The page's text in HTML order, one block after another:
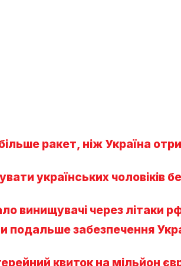
ракет, ніж Україна
українських чоловіків
винищувачі через літаки
подальше забезпечення
квиток на мільйон